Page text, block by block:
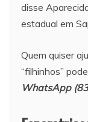
disse
estadual em
Quem quiser
“filhinhos”
WhatsApp